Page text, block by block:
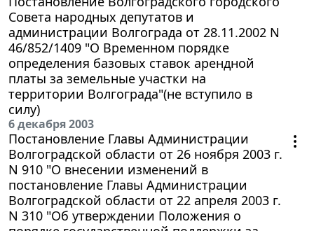
Совета народных депутатов и
администрации Волгограда от 28.11.2002 N
46/852/1409 "О Временном порядке
определения базовых ставок арендной
платы за земельные участки на
территории Волгограда"(не вступило в
силу)
6 декабря 2003
Постановление Главы Администрации
Волгоградской области от 26 ноября 2003 г.
N 910 "О внесении изменений в
постановление Главы Администрации
Волгоградской области от 22 апреля 2003 г.
N 310 "Об утверждении Положения о